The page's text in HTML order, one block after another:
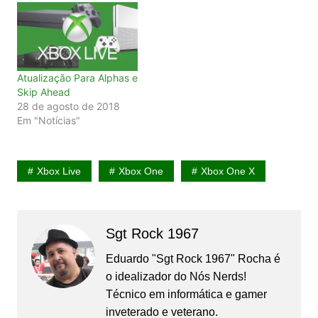
Atualização Para Alphas e
Skip Ahead
28 de agosto de 2018
Em "Notícias"
Xbox Live Xbox One Xbox One X
Sgt Rock 1967
Eduardo "Sgt Rock 1967" Rocha é
o idealizador do Nós Nerds!
Técnico em informática e gamer
inveterado e veterano.